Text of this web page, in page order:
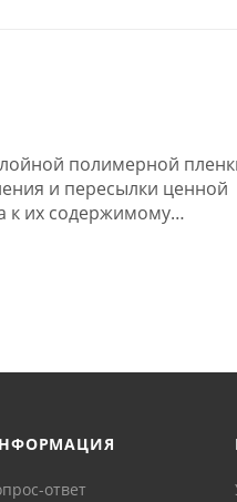
полимерной
и пересылки ценной
к их содержимому
ответ